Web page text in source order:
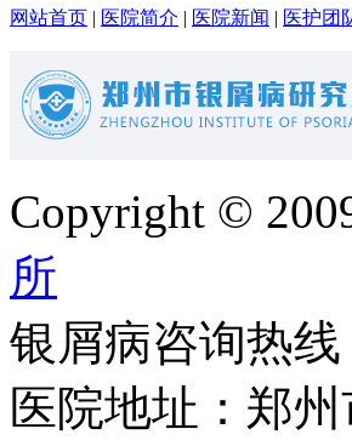
网站首页 | 医院简介 | 医院新闻 | 医护团
Copyright ©
所
银屑病咨询热线
医院地址：郑